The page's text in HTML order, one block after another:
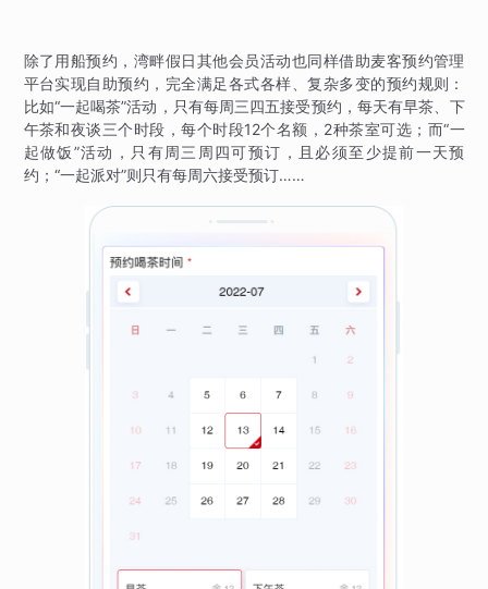
除了用船预约，湾畔假日其他会员活动也同样借助麦客预约管理
平台实现自助预约，完全满足各式各样、复杂多变的预约规则：
比如“一起喝茶”活动，只有每周三四五接受预约，每天有早茶、下
午茶和夜谈三个时段，每个时段12个名额，2种茶室可选；而“一
起做饭”活动，只有周三周四可预订，且必须至少提前一天预
约；“一起派对”则只有每周六接受预订……